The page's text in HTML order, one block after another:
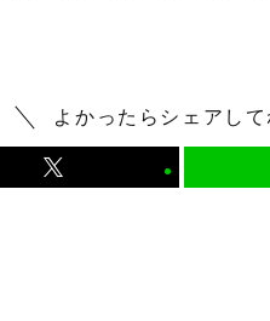
よかったらシェアして